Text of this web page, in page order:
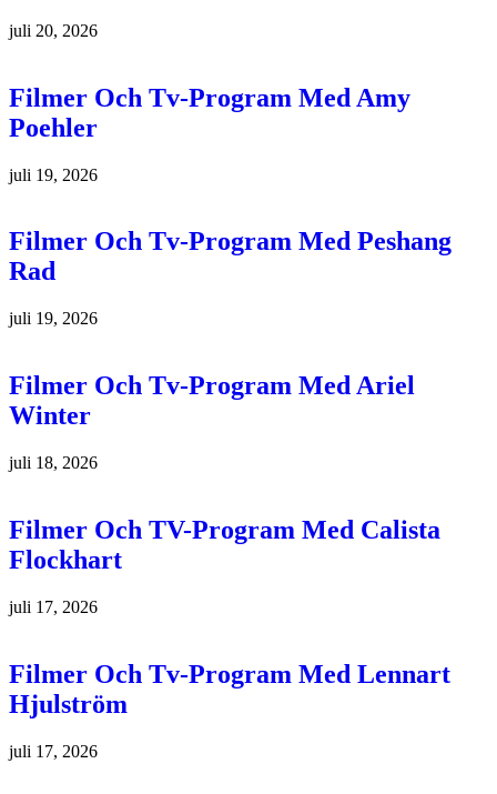
juli 20, 2026
Filmer Och Tv-Program Med Amy
Poehler
juli 19, 2026
Filmer Och Tv-Program Med Peshang
Rad
juli 19, 2026
Filmer Och Tv-Program Med Ariel
Winter
juli 18, 2026
Filmer Och TV-Program Med Calista
Flockhart
juli 17, 2026
Filmer Och Tv-Program Med Lennart
Hjulström
juli 17, 2026